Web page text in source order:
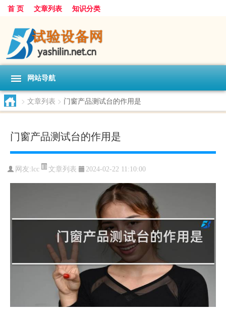
首 页 文章列表 知识分类
网站导航
> 文章列表 > 门窗产品测试台的作用是
门窗产品测试台的作用是
网友: lcc 文章列表 2024-02-22 11:10:00